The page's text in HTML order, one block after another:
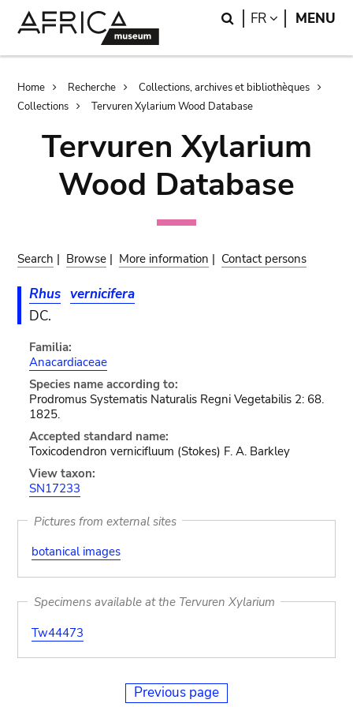
Search
FR LANGUAGE
MENU
Breadcrumb
Home Recherche
Collections, archives et bibliothèques
Collections
Tervuren Xylarium Wood Database
Tervuren Xylarium
Wood Database
Search | Browse | More information | Contact persons
Rhus vernicifera
DC.
Familia:
Anacardiaceae
Species name according to:
Prodromus Systematis Naturalis Regni Vegetabilis 2: 68.
1825.
Accepted standard name:
Toxicodendron vernicifluum (Stokes) F. A. Barkley
View taxon:
SN17233
Pictures from external sites
botanical images
Specimens available at the Tervuren Xylarium
Tw44473
Previous page